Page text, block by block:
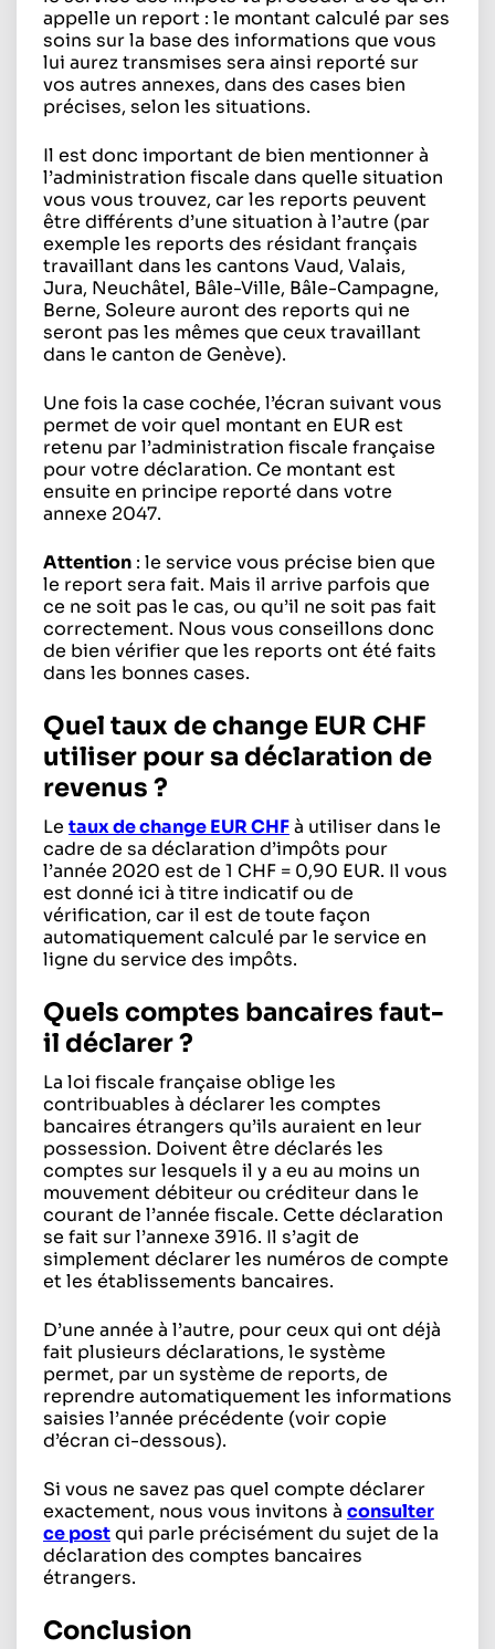
appelle un report : le montant calculé par ses
soins sur la base des informations que vous
lui aurez transmises sera ainsi reporté sur
vos autres annexes, dans des cases bien
précises, selon les situations.
Il est donc important de bien mentionner à
l’administration fiscale dans quelle situation
vous vous trouvez, car les reports peuvent
être différents d’une situation à l’autre (par
exemple les reports des résidant français
travaillant dans les cantons Vaud, Valais,
Jura, Neuchâtel, Bâle-Ville, Bâle-Campagne,
Berne, Soleure auront des reports qui ne
seront pas les mêmes que ceux travaillant
dans le canton de Genève).
Une fois la case cochée, l’écran suivant vous
permet de voir quel montant en EUR est
retenu par l’administration fiscale française
pour votre déclaration. Ce montant est
ensuite en principe reporté dans votre
annexe 2047.
Attention : le service vous précise bien que
le report sera fait. Mais il arrive parfois que
ce ne soit pas le cas, ou qu’il ne soit pas fait
correctement. Nous vous conseillons donc
de bien vérifier que les reports ont été faits
dans les bonnes cases.
Quel taux de change EUR CHF
utiliser pour sa déclaration de
revenus ?
Le taux de change EUR CHFà utiliser dans le
cadre de sa déclaration d’impôts pour
l’année 2020 est de 1 CHF = 0,90 EUR. Il vous
est donné ici à titre indicatif ou de
vérification, car il est de toute façon
automatiquement calculé par le service en
ligne du service des impôts.
Quels comptes bancaires faut-
il déclarer ?
La loi fiscale française oblige les
contribuables à déclarer les comptes
bancaires étrangers qu’ils auraient en leur
possession. Doivent être déclarés les
comptes sur lesquels il y a eu au moins un
mouvement débiteur ou créditeur dans le
courant de l’année fiscale. Cette déclaration
se fait sur l’annexe 3916. Il s’agit de
simplement déclarer les numéros de compte
et les établissements bancaires.
D’une année à l’autre, pour ceux qui ont déjà
fait plusieurs déclarations, le système
permet, par un système de reports, de
reprendre automatiquement les informations
saisies l’année précédente (voir copie
d’écran ci-dessous).
Si vous ne savez pas quel compte déclarer
exactement, nous vous invitons à consulter
ce postqui parle précisément du sujet de la
déclaration des comptes bancaires
étrangers.
Conclusion